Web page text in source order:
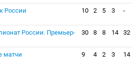
России 10 2 5 3 -
России. Премьер-
30 8 8 14 32
матчи 9 4 2 3 14